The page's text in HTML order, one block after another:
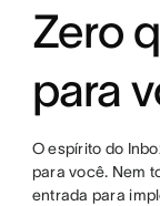
Zero
para
O espírito do
para você. Nem
entrada para